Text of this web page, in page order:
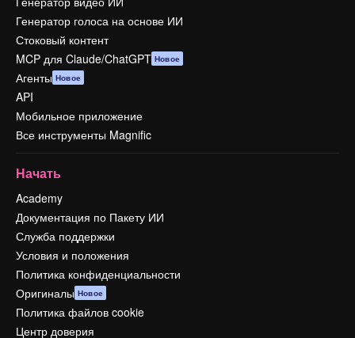
Генератор голоса на основе ИИ
Стоковый контент
MCP для Claude/ChatGPT Новое
Агенты Новое
API
Мобильное приложение
Все инструменты Magnific
Начать
Academy
Документация по Пакету ИИ
Служба поддержки
Условия и положения
Политика конфиденциальности
Оригиналы Новое
Политика файлов cookie
Центр доверия